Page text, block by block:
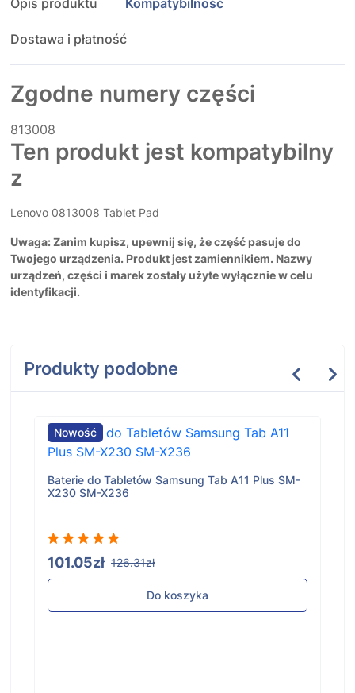
Opis produktu Kompatybilność
Dostawa i płatność
Zgodne numery części
813008
Ten produkt jest kompatybilny
z
Lenovo 0813008 Tablet Pad
Uwaga: Zanim kupisz, upewnij się, że część pasuje do
Twojego urządzenia. Produkt jest zamiennikiem. Nazwy
urządzeń, części i marek zostały użyte wyłącznie w celu
identyfikacji.
Produkty podobne
Nowość
Baterie do Tabletów Samsung Tab A11 Plus SM-
X230 SM-X236
101.05zł 126.31zł
Do koszyka